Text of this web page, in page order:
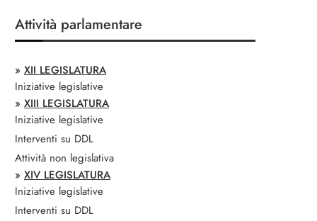
Attività parlamentare
» XII LEGISLATURA
Iniziative legislative
» XIII LEGISLATURA
Iniziative legislative
Interventi su DDL
Attività non legislativa
» XIV LEGISLATURA
Iniziative legislative
Interventi su DDL